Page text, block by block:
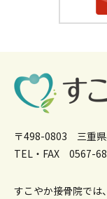
〒498-0803 三重県
TEL・FAX 0567-
すこやか接骨院では